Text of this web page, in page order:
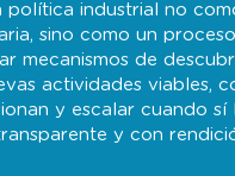
industrial no
sino como un
mecanismos de
actividades viables,
y escalar cuando sí
y con